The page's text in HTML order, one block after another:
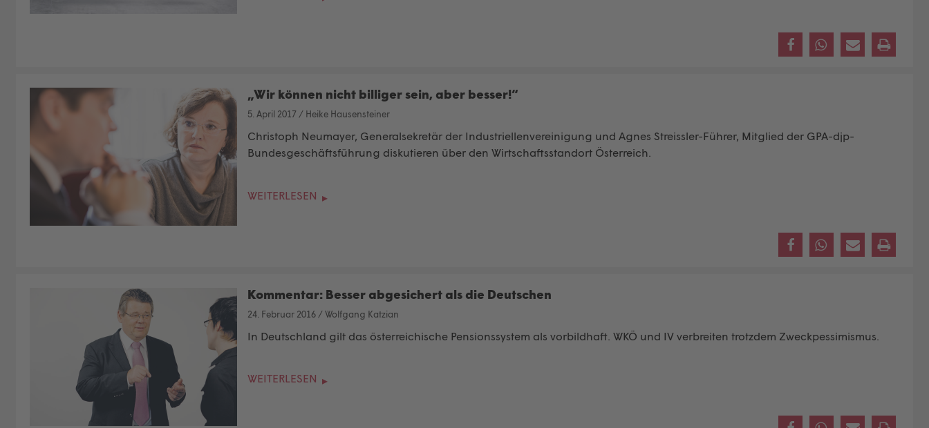
„Wir können nicht billiger sein, aber besser!“
5. April 2017 / Heike Hausensteiner
Christoph Neumayer, Generalsekretär der Industriellenvereinigung und Agnes Streissler-Führer, Mitglied der GPA-djp-
Bundesgeschäftsführung diskutieren über den Wirtschaftsstandort Österreich.
WEITERLESEN
Kommentar: Besser abgesichert als die Deutschen
24. Februar 2016 /Wolfgang Katzian
In Deutschland gilt das österreichische Pensionssystem als vorbildhaft. WKÖ und IV verbreiten trotzdem Zweckpessimismus.
WEITERLESEN